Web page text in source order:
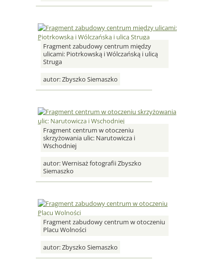
Fragment zabudowy centrum między
ulicami: Piotrkowską i Wólczańską i ulicą
Struga
autor:Zbyszko Siemaszko
Fragment centrum w otoczeniu
skrzyżowania ulic: Narutowicza i
Wschodniej
autor:Wernisaż fotografii Zbyszko
Siemaszko
Fragment zabudowy centrum w otoczeniu
Placu Wolności
autor:Zbyszko Siemaszko